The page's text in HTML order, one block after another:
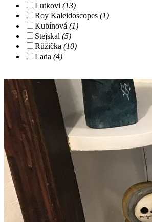
Lutkovi (13)
Roy Kaleidoscopes (1)
Kubínová (1)
Stejskal (5)
Růžička (10)
Lada (4)